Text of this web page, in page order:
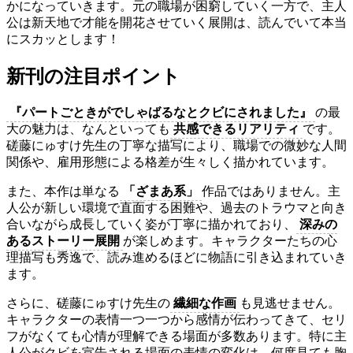
かになっていきます。元の職場が困窮していく一方で、主人
公は新天地で才能を開花させていく展開は、読んでいて本当
にスカッとします！
新刊の注目ポイント
『パートごときがでしゃばるなとクビにされました』
の最
大の魅力は、なんといっても 共感できるリアリティ です。
磋藤にゅすけ先生の丁寧な描写により、職場での微妙な人間
関係や、雇用形態による格差が生々しく描かれています。
また、本作は単なる 「ざまあ系」
作品ではありません。主
人公が新しい環境で直面する困難や、過去のトラウマと向き
合いながら成長していく姿が丁寧に描かれており、
深みの
あるストーリー展開 が楽しめます。キャラクターたちの心
理描写も秀逸で、読み進めるほどに物語に引き込まれていき
ます。
さらに、磋藤にゅすけ先生の 繊細な作画 も見逃せません。
キャラクターの表情一つ一つから感情が伝わってきて、セリ
フがなくても心情が理解できる場面が多数あります。特に主